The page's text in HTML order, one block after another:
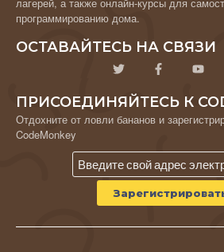
программированию дома.
ОСТАВАЙТЕСЬ НА СВЯЗИ
ПРИСОЕДИНЯЙТЕСЬ К
Отдохните от ловли бананов и
CodeMonkey